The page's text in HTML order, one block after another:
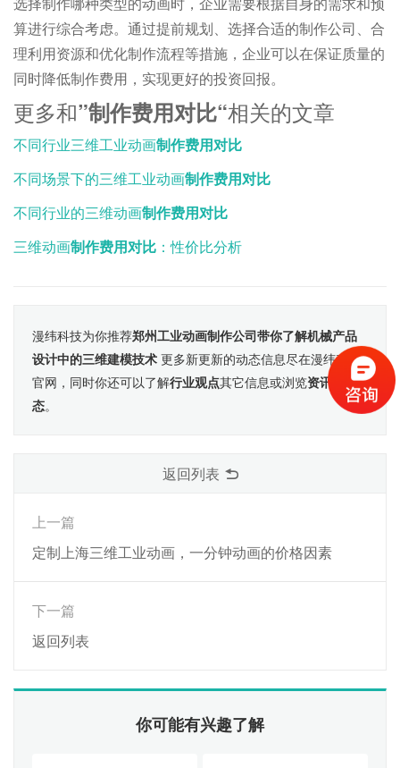
算进行综合考虑。通过提前规划、选择合适的制作公司、合
理利用资源和优化制作流程等措施，企业可以在保证质量的
同时降低制作费用，实现更好的投资回报。
更多和”制作费用对比“相关的文章
不同行业三维工业动画制作费用对比
不同场景下的三维工业动画制作费用对比
不同行业的三维动画制作费用对比
三维动画制作费用对比 ：性价比分析
漫纬科技为你推荐郑州工业动画制作公司带你了解机械产品
设计中的三维建模技术 更多新更新的动态信息尽在漫纬科技
官网，同时你还可以了解行业观点其它信息或浏览资讯动
态。
返回列表
上一篇
定制上海三维工业动画，一分钟动画的价格因素
下一篇
返回列表
你可能有兴趣了解